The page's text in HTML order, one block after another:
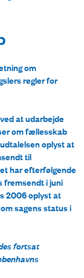
om
regler for
at udarbejde
om fællesskab
oplyst at
til
har efterfølgende
fremsendt i juni
2006 oplyst at
sagens status i
fortsat